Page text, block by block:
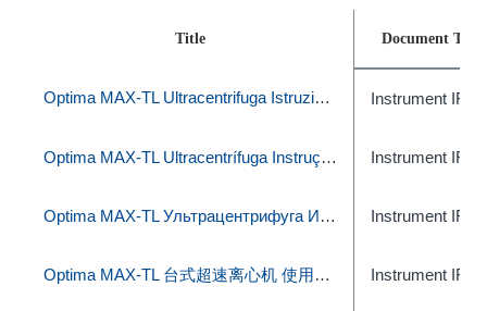
Title Document Type
Optima MAX-TL Ultracentrifuga Istruzioni per l'uso Instrument IFU
Optima MAX-TL Ultracentrífuga Instruções de uso Instrument IFU
Optima MAX-TL Ультрацентрифуга Инструкция по эксплуатации Instrument IFU
Optima MAX-TL 台式超速离心机 使用说明 Instrument IFU